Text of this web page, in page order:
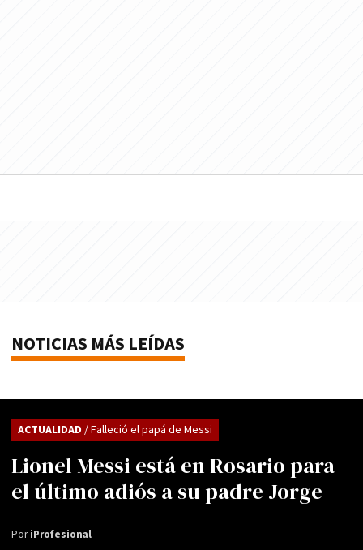
NOTICIAS MÁS LEÍDAS
Lionel Messi está en Rosario para
el último adiós a su padre Jorge
ACTUALIDAD / Falleció el papá de Messi
PoriProfesional